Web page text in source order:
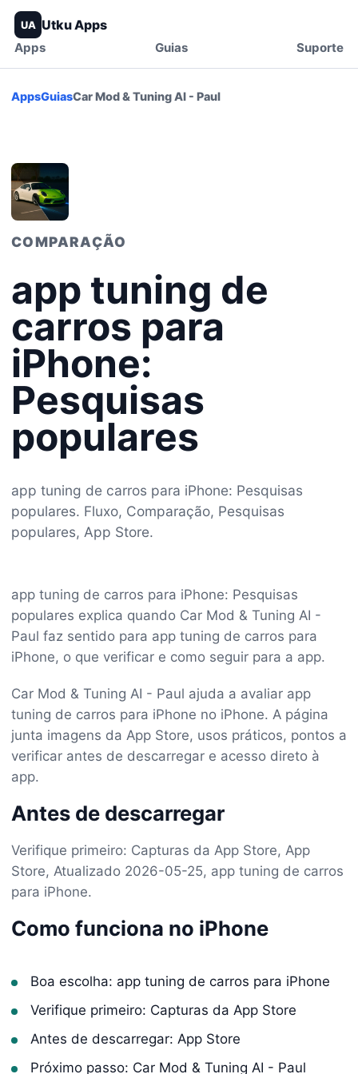
UA Utku Apps
Apps Guias Suporte
AppsGuiasCar Mod & Tuning AI - Paul
COMPARAÇÃO
app tuning de
carros para
iPhone:
Pesquisas
populares
app tuning de carros para iPhone: Pesquisas
populares. Fluxo, Comparação, Pesquisas
populares, App Store.
app tuning de carros para iPhone: Pesquisas
populares explica quando Car Mod & Tuning AI -
Paul faz sentido para app tuning de carros para
iPhone, o que verificar e como seguir para a app.
Car Mod & Tuning AI - Paul ajuda a avaliar app
tuning de carros para iPhone no iPhone. A página
junta imagens da App Store, usos práticos, pontos a
verificar antes de descarregar e acesso direto à
app.
Antes de descarregar
Verifique primeiro: Capturas da App Store, App
Store, Atualizado 2026-05-25, app tuning de carros
para iPhone.
Como funciona no iPhone
Boa escolha: app tuning de carros para iPhone
Verifique primeiro: Capturas da App Store
Antes de descarregar: App Store
Próximo passo: Car Mod & Tuning AI - Paul